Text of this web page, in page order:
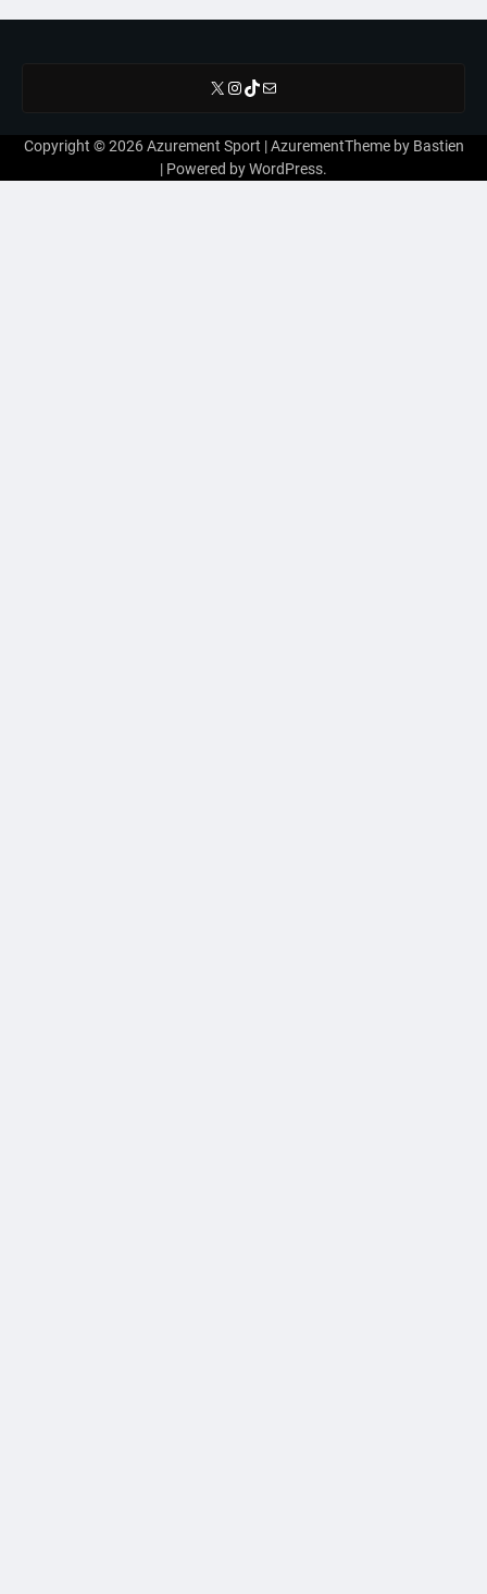
X Instagram
TikTok
E-mail
Copyright © 2026Azurement Sport | AzurementTheme by Bastien
| Powered byWordPress.